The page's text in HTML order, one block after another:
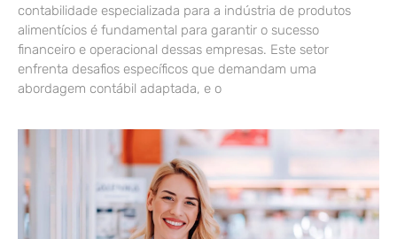
contabilidade especializada para a indústria de produtos
alimentícios é fundamental para garantir o sucesso
financeiro e operacional dessas empresas. Este setor
enfrenta desafios específicos que demandam uma
abordagem contábil adaptada, e o